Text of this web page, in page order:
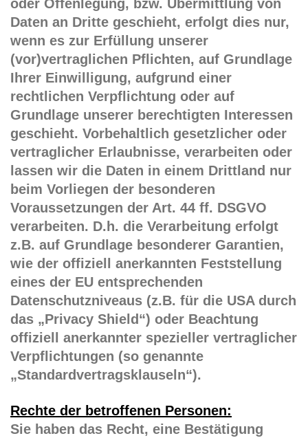
oder Offenlegung, bzw. Übermittlung von
Daten an Dritte geschieht, erfolgt dies nur,
wenn es zur Erfüllung unserer
(vor)vertraglichen Pflichten, auf Grundlage
Ihrer Einwilligung, aufgrund einer
rechtlichen Verpflichtung oder auf
Grundlage unserer berechtigten Interessen
geschieht. Vorbehaltlich gesetzlicher oder
vertraglicher Erlaubnisse, verarbeiten oder
lassen wir die Daten in einem Drittland nur
beim Vorliegen der besonderen
Voraussetzungen der Art. 44 ff. DSGVO
verarbeiten. D.h. die Verarbeitung erfolgt
z.B. auf Grundlage besonderer Garantien,
wie der offiziell anerkannten Feststellung
eines der EU entsprechenden
Datenschutzniveaus (z.B. für die USA durch
das „Privacy Shield“) oder Beachtung
offiziell anerkannter spezieller vertraglicher
Verpflichtungen (so genannte
„Standardvertragsklauseln“).
Rechte der betroffenen Personen:
Sie haben das Recht, eine Bestätigung